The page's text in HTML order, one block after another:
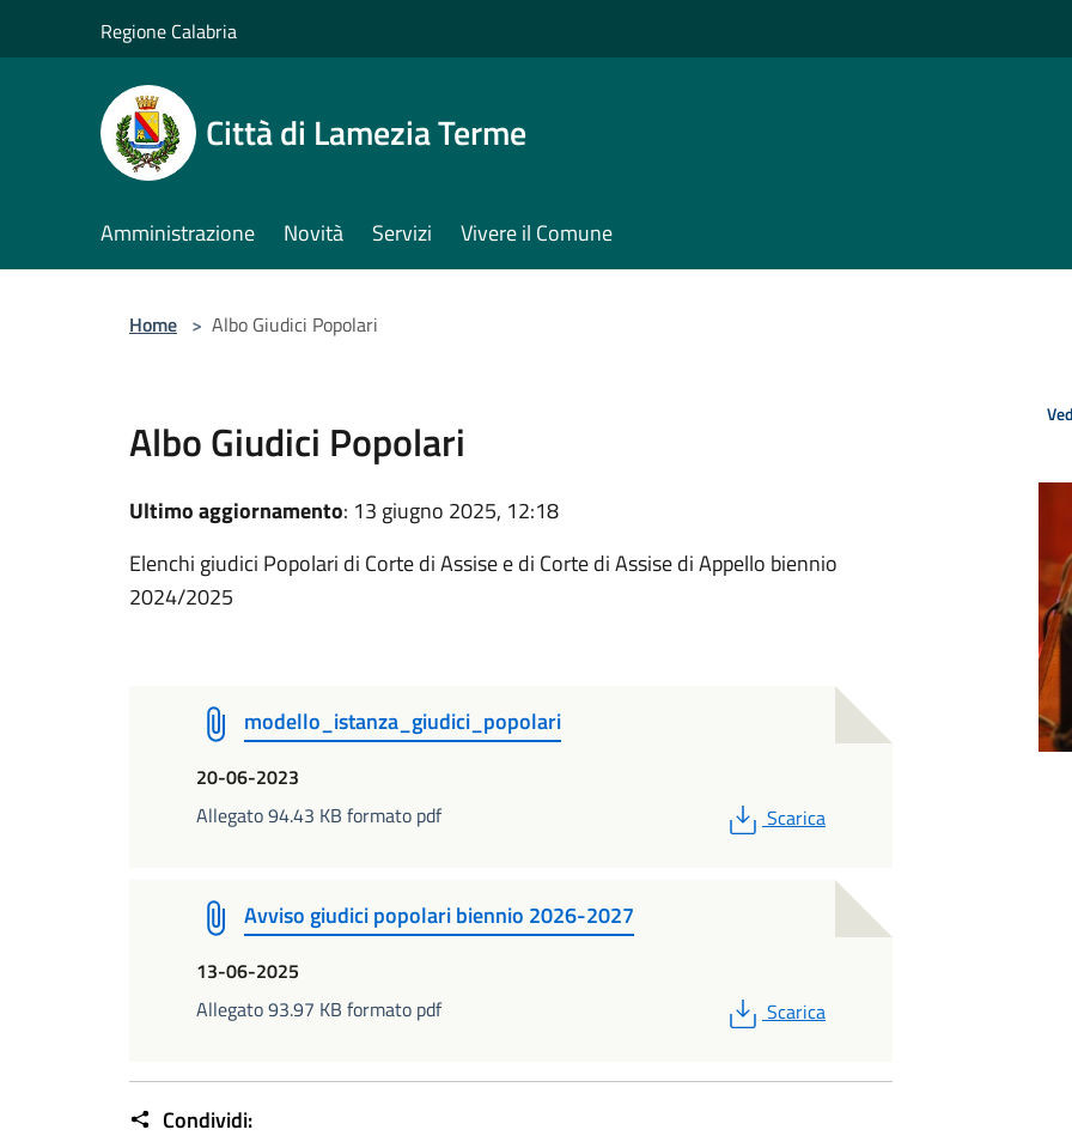
Regione Calabria
Città di Lamezia Terme
Amministrazione Novità Servizi Vivere il Comune
Home > Albo Giudici Popolari
Albo Giudici Popolari
Ultimo aggiornamento: 13 giugno 2025, 12:18
Elenchi giudici Popolari di Corte di Assise e di Corte di Assise di Appello biennio
2024/2025
modello_istanza_giudici_popolari
20-06-2023
Allegato 94.43 KB formato pdf
PDF
Scarica
Avviso giudici popolari biennio 2026-2027
13-06-2025
Allegato 93.97 KB formato pdf
PDF
Scarica
Condividi: